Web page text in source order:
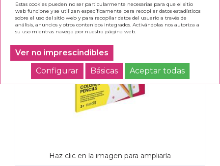
Estas cookies pueden no ser particularmente necesarias para que el sitio
web funcione y se utilizan específicamente para recopilar datos estadísticos
sobre el uso del sitio web y para recopilar datos del usuario a través de
análisis, anuncios y otros contenidos integrados. Activándolas nos autoriza a
su uso mientras navega por nuestra página web.
Ver no imprescindibles
Configurar
Básicas Aceptar todas
Haz clic en la imagen para ampliarla